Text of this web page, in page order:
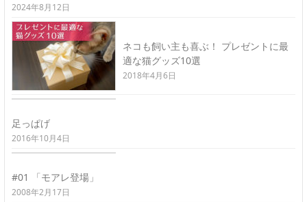
2024年8月12日
ネコも飼い主も喜ぶ！ プレゼントに最
適な猫グッズ10選
2018年4月6日
足っぱげ
2016年10月4日
#01 「モアレ登場」
2008年2月17日